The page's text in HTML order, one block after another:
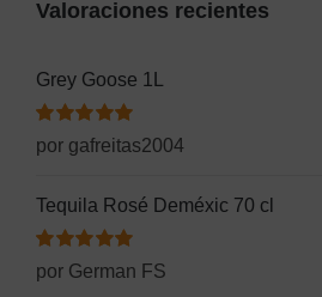
1,80€.
Valoraciones recientes
Grey Goose 1L
Valorado
con
5de 5
por gafreitas2004
Tequila Rosé Deméxic 70 cl
Valorado
con
por German FS